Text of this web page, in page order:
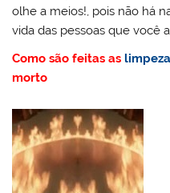
olhe a meios!, pois não há
vida das pessoas que você
Como são feitas as
morto